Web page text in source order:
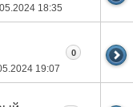
18:35
19:07
0